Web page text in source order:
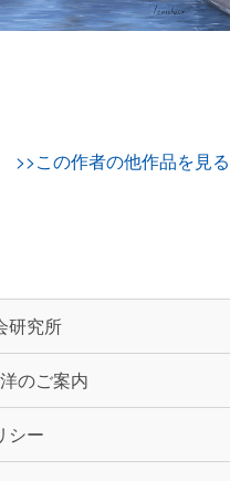
>>この作者の他作品を見る
研究所
のご案内
シー